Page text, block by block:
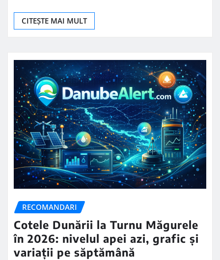
CITEȘTE MAI MULT
RECOMANDARI
Cotele Dunării la Turnu Măgurele
în 2026: nivelul apei azi, grafic și
variații pe săptămână